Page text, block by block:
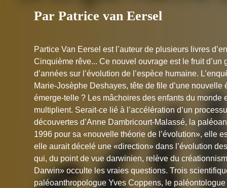
Par Patrice van Eersel
Partice Van Eersel est l’auteur de plusieurs livres
Cinquième rêve... Ce nouvel ouvrage est le fruit
d’années sur l’évolution de l’espèce humaine.
Marie-Josèphe Deshayes, tête de file d’une
émerge-telle ? Les mâchoires des enfants du
multiplient. Serait-ce lié à l’accélération d’un
découvertes d’Anne Dambricourt-Malassé, la
1996 pour sa «nouvelle théorie de l’évolution», elle
elle aurait décelé une «direction» dans l’évolution
qui, du point de vue darwinien, relève du
Darwin» occulte les vraies questions. Trois
paléoanthropologue Yves Coppens, le